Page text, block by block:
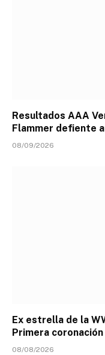
Resultados AAA
Flammer defiente
08/09/2026
Ex estrella de la
Primera
08/08/2026